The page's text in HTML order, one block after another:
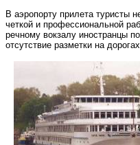
В аэропорту прилета туристы
четкой и профессиональной
речному вокзалу иностранцы
отсутствие разметки на